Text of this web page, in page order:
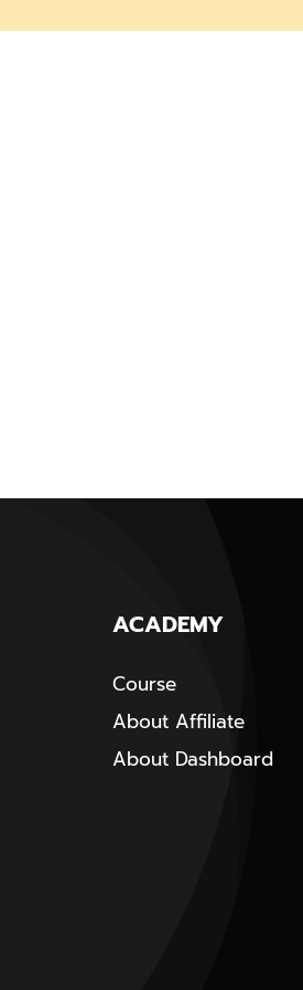
ACADEMY
Course
About Affiliate
About Dashboard